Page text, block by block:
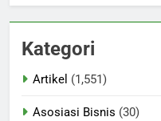
Kategori
Artikel (1,551)
Asosiasi Bisnis (30)